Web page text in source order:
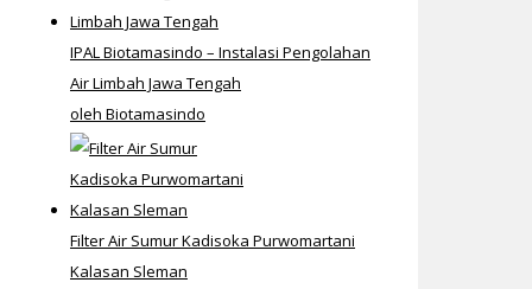
IPAL Biotamasindo – Instalasi Pengolahan
Air Limbah Jawa Tengah
oleh Biotamasindo
Filter Air Sumur Kadisoka Purwomartani
Kalasan Sleman